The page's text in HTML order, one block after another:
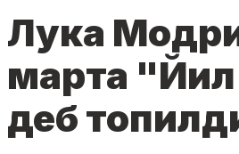
Лука
марта
деб